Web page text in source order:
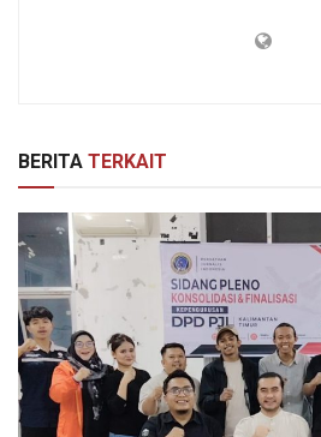
BERITA TERKAIT